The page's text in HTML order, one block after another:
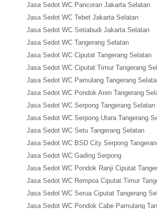
Jasa Sedot WC Pancoran Jakarta Selatan
Jasa Sedot WC Tebet Jakarta Selatan
Jasa Sedot WC Setiabudi Jakarta Selatan
Jasa Sedot WC Tangerang Selatan
Jasa Sedot WC Ciputat Tangerang Selatan
Jasa Sedot WC Ciputat Timur Tangerang
Jasa Sedot WC Pamulang Tangerang
Jasa Sedot WC Pondok Aren Tangerang
Jasa Sedot WC Serpong Tangerang Selatan
Jasa Sedot WC Serpong Utara Tangerang
Jasa Sedot WC Setu Tangerang Selatan
Jasa Sedot WC BSD City Serpong
Jasa Sedot WC Gading Serpong
Jasa Sedot WC Pondok Ranji Ciputat
Jasa Sedot WC Rempoa Ciputat Timur
Jasa Sedot WC Serua Ciputat Tangerang
Jasa Sedot WC Pondok Cabe Pamulang